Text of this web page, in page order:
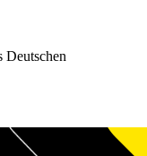
Deutschen